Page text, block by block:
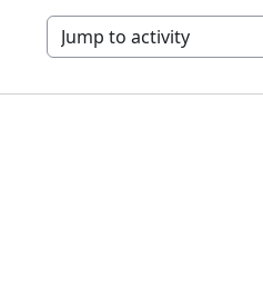
Jump to activity